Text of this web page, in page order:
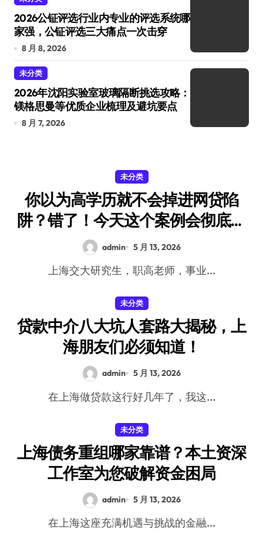
2026公钲评选行业内专业的评选系统哪
家强，公钲评选三大痛点一次击穿
8 月 8, 2026
未分类
2026年沈阳实验室玻璃隔断挑选攻略：
镁格思曼等优质企业梳理及避坑要点
8 月 7, 2026
未分类
你以为高学历就不会掉进网贷陷
阱？错了！今天这个案例会彻底颠
覆你的认知。
admin 5 月 13, 2026
上海交大研究生，职高老师，事业...
未分类
贷款中介八大坑人套路大揭秘，上
海朋友们必须知道！
admin 5 月 13, 2026
在上海做贷款这行好几年了，我这...
未分类
上海债务重组哪家靠谱？本土资深
工作室为您破解资金困局
admin 5 月 13, 2026
在上海这座充满机遇与挑战的金融...